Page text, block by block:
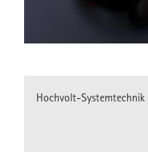
Hochvolt-Systemtechnik